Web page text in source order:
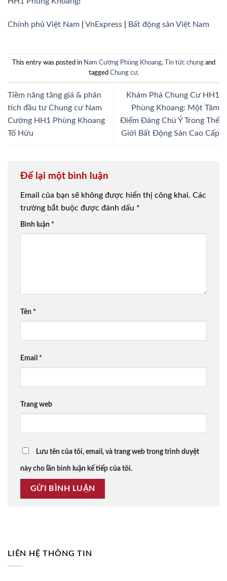
Chính phủ Việt Nam VnExpress Bất động sản Việt Nam
This entry was posted in Nam Cường Phùng Khoang, Tin tức chungand
tagged Chung cư.
Tiềm năng tăng giá & phân
tích đầu tư Chung cư Nam
Cường HH1 Phùng Khoang
Tố Hữu
Khám Phá Chung Cư HH1
Phùng Khoang: Một Tâm
Điểm Đáng Chú Ý Trong Thế
Giới Bất Động Sản Cao Cấp
Để lại một bình luận
Email của bạn sẽ không được hiển thị công khai. Các
trường bắt buộc được đánh dấu *
Bình luận *
Tên *
Email *
Trang web
Lưu tên của tôi, email, và trang web trong trình duyệt
này cho lần bình luận kế tiếp của tôi.
LIÊN HỆ THÔNG TIN